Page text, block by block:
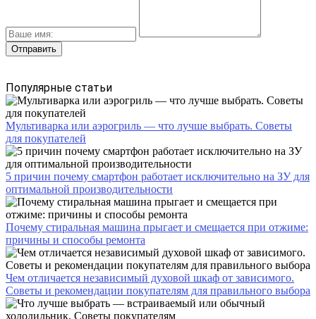
Популярные статьи
Мультиварка или аэрогриль — что лучше выбрать. Советы
для покупателей
5 причин почему смартфон работает исключительно на ЗУ для
оптимальной производительности
Почему стиральная машина прыгает и смещается при отжиме:
причины и способы ремонта
Чем отличается независимый духовой шкаф от зависимого.
Советы и рекомендации покупателям для правильного выбора